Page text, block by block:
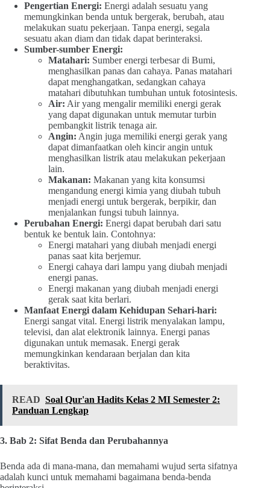
Pengertian Energi: Energi adalah sesuatu yang
memungkinkan benda untuk bergerak, berubah, atau
melakukan suatu pekerjaan. Tanpa energi, segala
sesuatu akan diam dan tidak dapat berinteraksi.
Sumber-sumber Energi:
Matahari: Sumber energi terbesar di Bumi,
menghasilkan panas dan cahaya. Panas matahari
dapat menghangatkan, sedangkan cahaya
matahari dibutuhkan tumbuhan untuk fotosintesis.
Air: Air yang mengalir memiliki energi gerak
yang dapat digunakan untuk memutar turbin
pembangkit listrik tenaga air.
Angin: Angin juga memiliki energi gerak yang
dapat dimanfaatkan oleh kincir angin untuk
menghasilkan listrik atau melakukan pekerjaan
lain.
Makanan: Makanan yang kita konsumsi
mengandung energi kimia yang diubah tubuh
menjadi energi untuk bergerak, berpikir, dan
menjalankan fungsi tubuh lainnya.
Perubahan Energi: Energi dapat berubah dari satu
bentuk ke bentuk lain. Contohnya:
Energi matahari yang diubah menjadi energi
panas saat kita berjemur.
Energi cahaya dari lampu yang diubah menjadi
energi panas.
Energi makanan yang diubah menjadi energi
gerak saat kita berlari.
Manfaat Energi dalam Kehidupan Sehari-hari:
Energi sangat vital. Energi listrik menyalakan lampu,
televisi, dan alat elektronik lainnya. Energi panas
digunakan untuk memasak. Energi gerak
memungkinkan kendaraan berjalan dan kita
beraktivitas.
READ Soal Qur'an Hadits Kelas 2 MI Semester 2:
Panduan Lengkap
3. Bab 2: Sifat Benda dan Perubahannya
Benda ada di mana-mana, dan memahami wujud serta sifatnya
adalah kunci untuk memahami bagaimana benda-benda